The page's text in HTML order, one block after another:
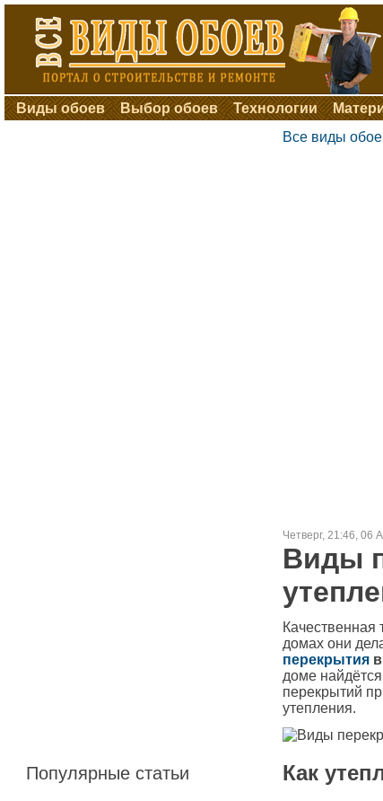
Виды обоев Выбор обоев Технологии
Популярные статьи
Все виды
Четверг, 21:46, 06
Виды
Качественная
домах они
перекрытия
доме
перекрытий
утепления.
Как